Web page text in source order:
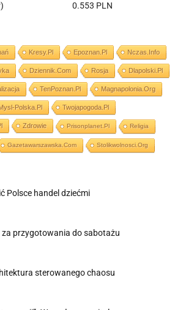
0.553 PLN
Kresy.pl Epoznan.pl Nczas.info
Dziennik.com Rosja Dlapolski.pl
TenPoznan.pl Magnapolonia.org
Polska.pl Twojapogoda.pl
Zdrowie Prisonplanet.pl Religia
Gazetawarszawska.com Stolikwolnosci.org
Polsce handel dziećmi
przygotowania do sabotażu
sterowanego chaosu